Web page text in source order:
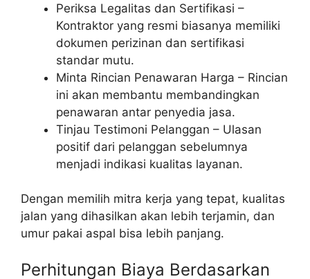
Periksa Legalitas dan Sertifikasi –
Kontraktor yang resmi biasanya memiliki
dokumen perizinan dan sertifikasi
standar mutu.
Minta Rincian Penawaran Harga – Rincian
ini akan membantu membandingkan
penawaran antar penyedia jasa.
Tinjau Testimoni Pelanggan – Ulasan
positif dari pelanggan sebelumnya
menjadi indikasi kualitas layanan.
Dengan memilih mitra kerja yang tepat, kualitas
jalan yang dihasilkan akan lebih terjamin, dan
umur pakai aspal bisa lebih panjang.
Perhitungan Biaya Berdasarkan